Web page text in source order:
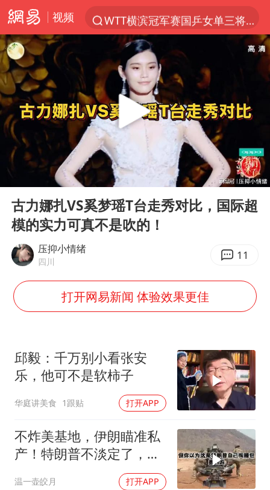
视频
光影经济撬动暑期消费新蓝海
上四休三，但降薪1000元，你接受吗？
情侣在平潭拍日出时坠崖致一死一伤
全民健身事业高质量发展
台当局重金为“台独”织“皇帝新衣”
老挝国会主席赛宋蓬逝世
白海豚将正面袭击贯穿浙江
黄金牛市回来了吗
酒店花洒现排泄物住客索赔遭拒
杭州全市有序停课
乐享全民健身 共筑健康中国
Play
02:07
古力娜扎VS奚梦瑶T台走秀对比，国际超
模的实力可真不是吹的！
压抑小情绪
四川 11
打开网易新闻 体验效果更佳
邱毅：千万别小看张安
乐，他可不是软柿子
华庭讲美食 1跟贴 打开APP
不炸美基地，伊朗瞄准私
产！特朗普不淡定了，被
温一壶皎月 打开APP